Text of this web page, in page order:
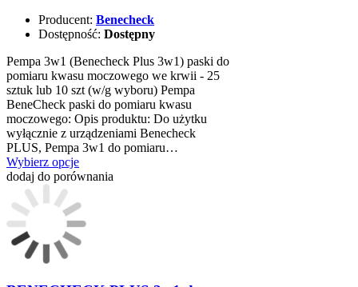
Producent: Benecheck
Dostępność: Dostępny
Pempa 3w1 (Benecheck Plus 3w1) paski do
pomiaru kwasu moczowego we krwii - 25
sztuk lub 10 szt (w/g wyboru) Pempa
BeneCheck paski do pomiaru kwasu
moczowego: Opis produktu: Do użytku
wyłącznie z urządzeniami Benecheck
PLUS, Pempa 3w1 do pomiaru…
Wybierz opcje
dodaj do porównania